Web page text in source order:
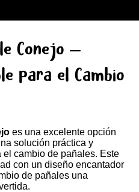
Conejo –
para el Cambio
es una excelente opción
solución práctica y
cambio de pañales. Este
con un diseño encantador
de pañales una